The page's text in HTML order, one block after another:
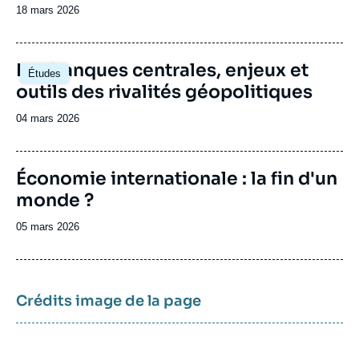
Date
publication
18 mars 2026
Études
Image
principale
Les banques centrales, enjeux et
outils des rivalités géopolitiques
Date
publication
04 mars 2026
Image
de
couverture
la
Économie internationale : la fin d'un
monde ?
Date
publication
05 mars 2026
Crédits image de la page